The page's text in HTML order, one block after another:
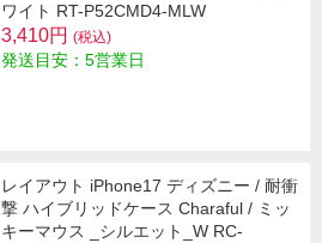
ワイト RT-P52CMD4-MLW
3,410円 (税込)
発送目安：5営業日
レイアウト iPhone17 ディズニー / 耐衝
撃 ハイブリッドケース Charaful / ミッ
キーマウス _シルエット_W RC-